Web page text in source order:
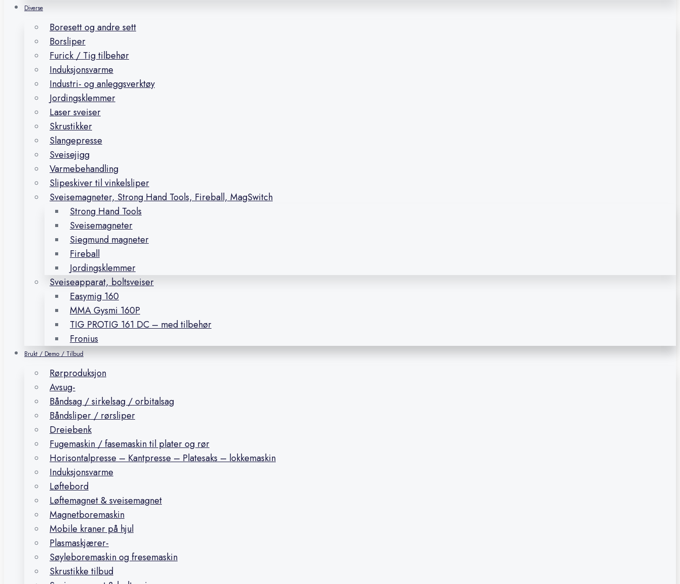
Diverse
Boresett og andre sett
Borsliper
Furick / Tig tilbehør
Induksjonsvarme
Industri- og anleggsverktøy
Jordingsklemmer
Laser sveiser
Skrustikker
Slangepresse
Sveisejigg
Varmebehandling
Slipeskiver til vinkelsliper
Sveisemagneter, Strong Hand Tools, Fireball, MagSwitch
Strong Hand Tools
Sveisemagneter
Siegmund magneter
Fireball
Jordingsklemmer
Sveiseapparat, boltsveiser
Easymig 160
MMA Gysmi 160P
TIG PROTIG 161 DC – med tilbehør
Fronius
Brukt / Demo / Tilbud
Rørproduksjon
Avsug-
Båndsag / sirkelsag / orbitalsag
Båndsliper / rørsliper
Dreiebenk
Fugemaskin / fasemaskin til plater og rør
Horisontalpresse – Kantpresse – Platesaks – lokkemaskin
Induksjonsvarme
Løftebord
Løftemagnet & sveisemagnet
Magnetboremaskin
Mobile kraner på hjul
Plasmaskjærer-
Søyleboremaskin og fresemaskin
Skrustikke tilbud